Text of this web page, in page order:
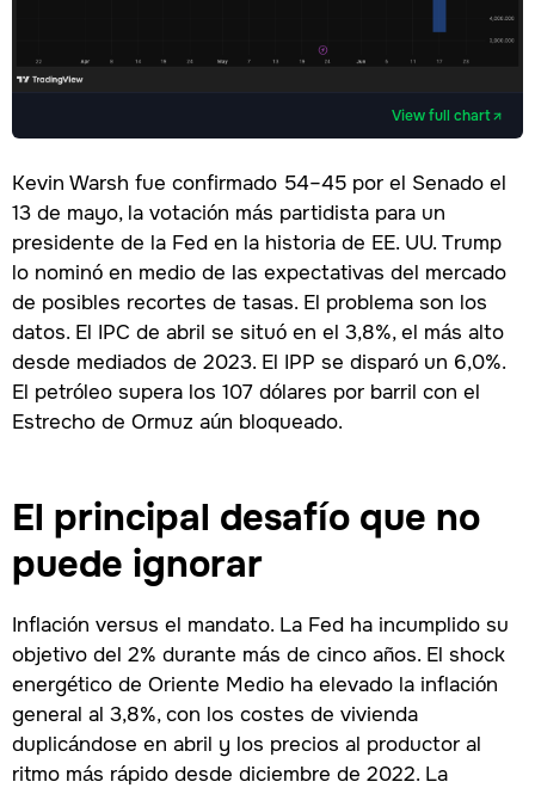
View full chart
Kevin Warsh fue confirmado 54–45 por el Senado el
13 de mayo, la votación más partidista para un
presidente de la Fed en la historia de EE. UU. Trump
lo nominó en medio de las expectativas del mercado
de posibles recortes de tasas. El problema son los
datos. El IPC de abril se situó en el 3,8%, el más alto
desde mediados de 2023. El IPP se disparó un 6,0%.
El petróleo supera los 107 dólares por barril con el
Estrecho de Ormuz aún bloqueado.
El principal desafío que no
puede ignorar
Inflación versus el mandato. La Fed ha incumplido su
objetivo del 2% durante más de cinco años. El shock
energético de Oriente Medio ha elevado la inflación
general al 3,8%, con los costes de vivienda
duplicándose en abril y los precios al productor al
ritmo más rápido desde diciembre de 2022. La